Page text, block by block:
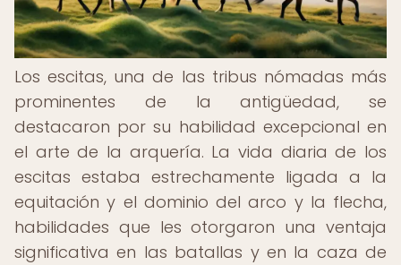
Los escitas, una de las tribus nómadas más
prominentes de la antigüedad, se
destacaron por su habilidad excepcional en
el arte de la arquería. La vida diaria de los
escitas estaba estrechamente ligada a la
equitación y el dominio del arco y la flecha,
habilidades que les otorgaron una ventaja
significativa en las batallas y en la caza de